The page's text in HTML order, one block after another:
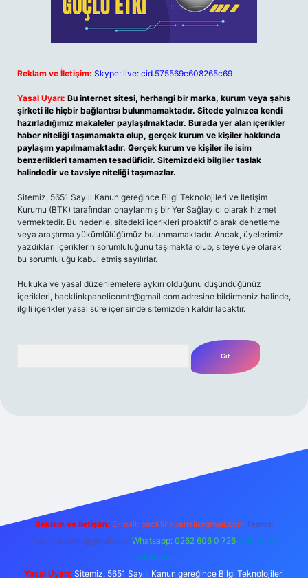
Reklam ve İletişim: Skype: live:.cid.575569c608265c69
Yasal Uyarı: Bu internet sitesi, herhangi bir marka, kurum veya şahıs
şirketi ile hiçbir bağlantısı bulunmamaktadır. Sitede yalnızca kendi
hazırladığımız makaleler paylaşılmaktadır. Burada yer alan içerikler
haber niteliği taşımamakta olup, gerçek kurum ve kişiler hakkında
paylaşım yapılmamaktadır. Gerçek kurum ve kişiler ile isim
benzerlikleri tamamen tesadüfidir. Sitemizdeki bilgiler taslak
halindedir ve tavsiye niteliği taşımazlar.
Sitemiz, 5651 Sayılı Kanun gereğince Bilgi Teknolojileri ve İletişim
Kurumu (BTK) tarafından onaylanmış bir Yer Sağlayıcı olarak hizmet
vermektedir. Bu nedenle, sitedeki içerikleri proaktif olarak denetleme
veya araştırma yükümlülüğümüz bulunmamaktadır. Ancak, üyelerimiz
yazdıkları içeriklerin sorumluluğunu taşımakta olup, siteye üye olarak
bu sorumluluğu kabul etmiş sayılırlar.
Hukuka ve yasal düzenlemelere aykırı olduğunu düşündüğünüz
içerikleri, backlinkpanelicomtr@gmail.com adresine bildirmeniz halinde,
ilgili içerikler yasal süre içerisinde sitemizden kaldırılacaktır.
Reklam ve İletişim: E-mail: backlinkpaneli@gmail.com Teams:
forumhizmeti@gmail.com Whatsapp: 0262 606 0 726 Telegram:
@karabul
Yasal Uyarı: Sitemiz, 5651 Sayılı Kanun gereğince Bilgi Teknolojileri